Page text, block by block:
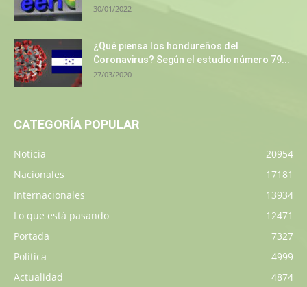
30/01/2022
¿Qué piensa los hondureños del
Coronavirus? Según el estudio número 79...
27/03/2020
CATEGORÍA POPULAR
Noticia
20954
Nacionales
17181
Internacionales
13934
Lo que está pasando
12471
Portada
7327
Política
4999
Actualidad
4874